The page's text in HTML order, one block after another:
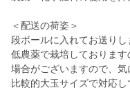
＜配送の荷姿＞
段ボールに入れてお送りし
低農薬で栽培しておりま
場合がございますので、気
比較的大玉サイズで対応